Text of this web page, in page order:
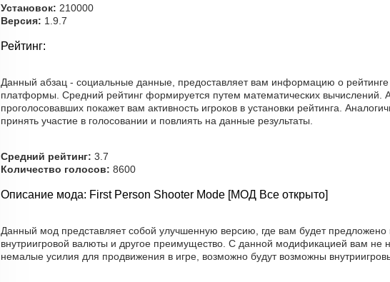
Установок: 210000
Версия: 1.9.7
Рейтинг:
Данный абзац - социальные данные, предоставляет вам информацию о рейтинге
платформы. Средний рейтинг формируется путем математических вычислений.
проголосовавших покажет вам активность игроков в установки рейтинга.
принять участие в голосовании и повлиять на данные результаты.
Средний рейтинг: 3.7
Количество голосов: 8600
Описание мода: First Person Shooter Mode [МОД Все открыто]
Данный мод представляет собой улучшенную версию, где вам будет предложено
внутриигровой валюты и другое преимущество. С данной модификацией вам не
немалые усилия для продвижения в игре, возможно будут возможны